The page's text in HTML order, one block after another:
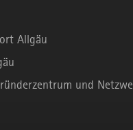
Allgäu
und